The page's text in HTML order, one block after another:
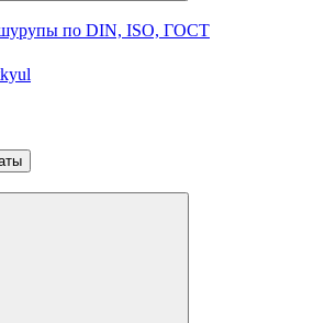
по DIN, ISO, ГОСТ